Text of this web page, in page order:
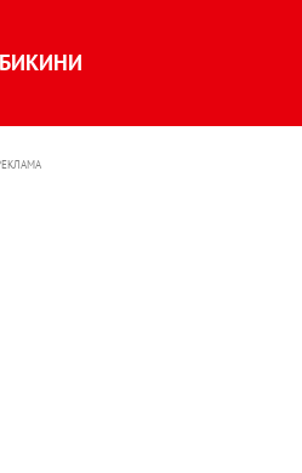
БИКИНИ